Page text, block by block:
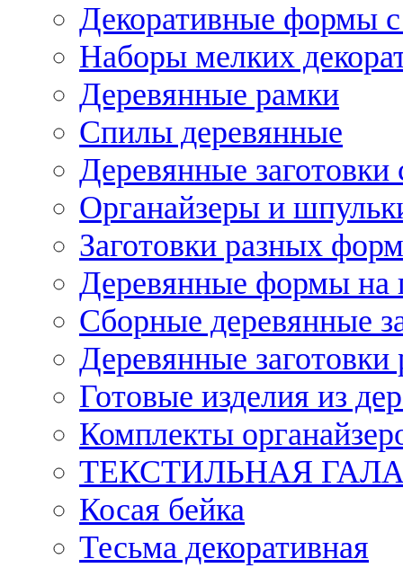
Декоративные формы с
Наборы мелких
Деревянные рамки
Спилы деревянные
Деревянные заготовки
Органайзеры и
Заготовки разных
Деревянные формы на
Сборные деревянные
Деревянные заготовки
Готовые изделия из
Комплекты
ТЕКСТИЛЬНАЯ
Косая бейка
Тесьма декоративная